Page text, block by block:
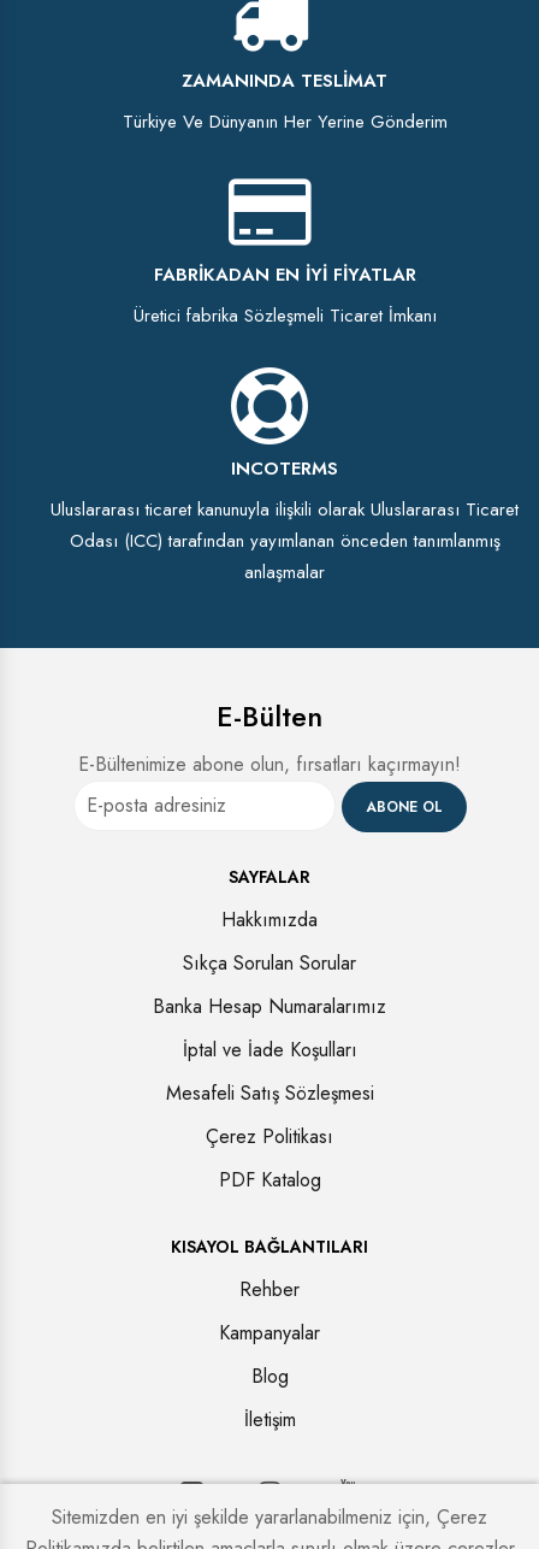
ZAMANINDA TESLIMAT
Türkiye Ve Dünyanın Her Yerine Gönderim
FABRIKADAN EN İYI FIYATLAR
Üretici fabrika Sözleşmeli Ticaret İmkanı
INCOTERMS
Uluslararası ticaret kanunuyla ilişkili olarak Uluslararası Ticaret
Odası (ICC) tarafından yayımlanan önceden tanımlanmış
anlaşmalar
E-Bülten
E-Bültenimize abone olun, fırsatları kaçırmayın!
ABONE OL
SAYFALAR
Hakkımızda
Sıkça Sorulan Sorular
Banka Hesap Numaralarımız
İptal ve İade Koşulları
Mesafeli Satış Sözleşmesi
Çerez Politikası
PDF Katalog
KISAYOL BAĞLANTILARI
Rehber
Kampanyalar
Blog
İletişim
Sitemizden en iyi şekilde yararlanabilmeniz için, Çerez